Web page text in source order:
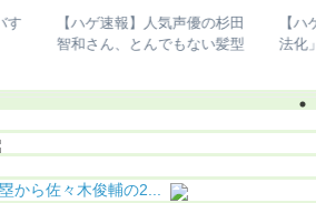
気声優の杉田
でもない髪型
【ハゲ速報】「ハゲ男性の違
法化」を目指す運動が巻き起
から佐々木俊輔の2...